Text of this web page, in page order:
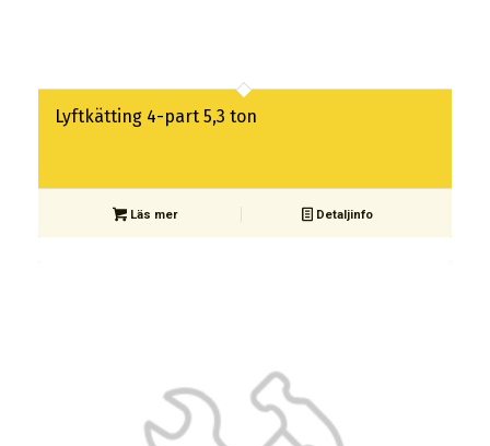
Lyftkätting 4-part 5,3 ton
Läs mer Detaljinfo